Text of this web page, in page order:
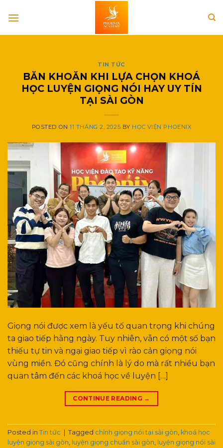
TIN TỨC
BĂN KHOĂN KHI LỰA CHỌN KHOÁ
HỌC LUYỆN GIỌNG NÓI HAY UY TÍN
TẠI SÀI GÒN
POSTED ON11 THÁNG 2, 2025 BY HỌC VIỆN PHOENIX
Giọng nói được xem là yếu tố quan trọng khi chúng
ta giao tiếp hằng ngày. Tuy nhiên, vẫn có một số bạn
thiếu tự tin và ngại giao tiếp vì rào cản giọng nói
vùng miền. Đó cũng chính là lý do mà rất nhiều bạn
quan tâm đến các khoá học về luyện […]
CONTINUE READING →
Posted in Tin tức Tagged chỉnh giọng nói tại sài gòn, khoá học
luyện giọng sài gòn, luyện giọng chuẩn sài gòn, luyện giọng nói sài